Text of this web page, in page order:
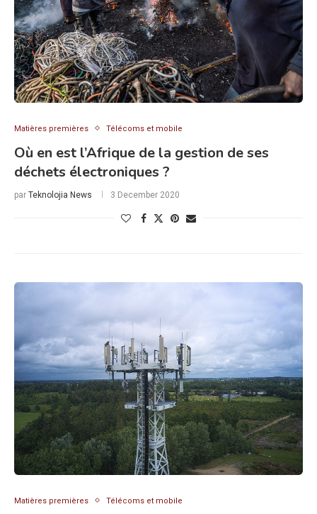
Matières premières Télécoms et mobile
Où en est l’Afrique de la gestion de ses
déchets électroniques ?
par Teknolojia News 3 December 2020
Matières premières Télécoms et mobile